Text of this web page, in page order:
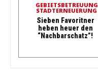
GEBIETSBETREUUNG
STADTERNEUERUNG
Sieben Favoritner
heben heuer den
“Nachbarschatz”!